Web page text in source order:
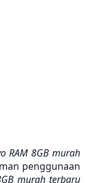
RAM 8GB murah
penggunaan
murah terbaru